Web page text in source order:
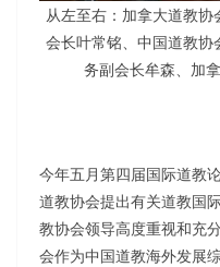
从左至右：加拿大道教
会长叶常铭、中国道教协
务副会长牟森、加
今年五月第四届国际道教
道教协会提出有关道教国
教协会领导高度重视和充
会作为中国道教海外发展